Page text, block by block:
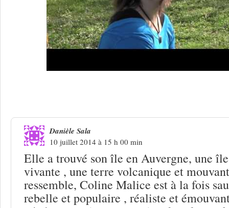
Danièle Sala
10 juillet 2014 à 15 h 00 min
Elle a trouvé son île en Auvergne, une
vivante , une terre volcanique et
ressemble, Coline Malice est à la fois
rebelle et populaire , réaliste et